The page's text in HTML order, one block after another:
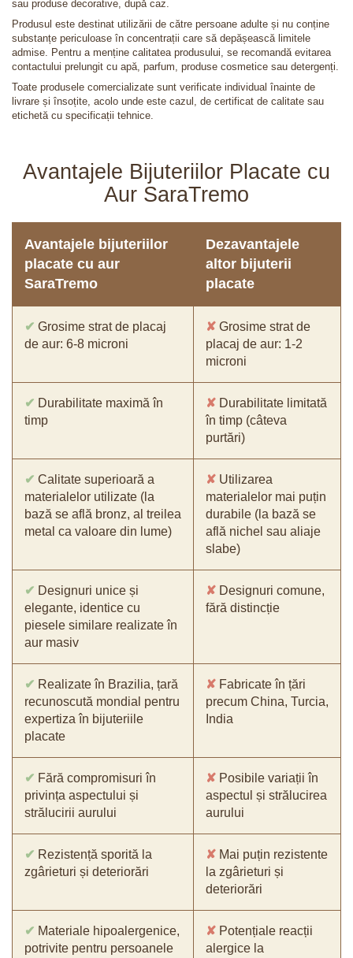
sau produse decorative, după caz.
Produsul este destinat utilizării de către persoane adulte și nu conține
substanțe periculoase în concentrații care să depășească limitele
admise. Pentru a menține calitatea produsului, se recomandă evitarea
contactului prelungit cu apă, parfum, produse cosmetice sau detergenți.
Toate produsele comercializate sunt verificate individual înainte de
livrare și însoțite, acolo unde este cazul, de certificat de calitate sau
etichetă cu specificații tehnice.
Avantajele Bijuteriilor Placate cu
Aur SaraTremo
Avantajele bijuteriilor
placate cu aur
SaraTremo
Dezavantajele
altor bijuterii
placate
✔ Grosime strat de placaj
de aur: 6-8 microni
✘ Grosime strat de
placaj de aur: 1-2
microni
✔ Durabilitate maximă în
timp
✘ Durabilitate limitată
în timp (câteva
purtări)
✔ Calitate superioară a
materialelor utilizate (la
bază se află bronz, al treilea
metal ca valoare din lume)
✘ Utilizarea
materialelor mai puțin
durabile (la bază se
află nichel sau aliaje
slabe)
✔ Designuri unice și
elegante, identice cu
piesele similare realizate în
aur masiv
✘ Designuri comune,
fără distincție
✔ Realizate în Brazilia, țară
recunoscută mondial pentru
expertiza în bijuteriile
placate
✘ Fabricate în țări
precum China, Turcia,
India
✔ Fără compromisuri în
privința aspectului și
strălucirii aurului
✘ Posibile variații în
aspectul și strălucirea
aurului
✔ Rezistență sporită la
zgârieturi și deteriorări
✘ Mai puțin rezistente
la zgârieturi și
deteriorări
✔ Materiale hipoalergenice,
potrivite pentru persoanele
✘ Potențiale reacții
alergice la